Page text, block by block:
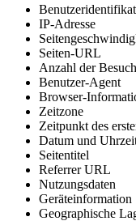
IP-Adresse
Seiten-URL
Anzahl der
Benutzer-Agent
Browser-
Zeitzone
Zeitpunkt des
Datum und
Seitentitel
Referrer URL
Nutzungsdaten
Geräteinformation
Geographische